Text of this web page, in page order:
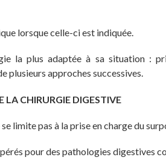
lorsque celle-ci est indiquée.
la plus adaptée à sa situation :
plusieurs approches successives.
LA CHIRURGIE DIGESTIVE
limite pas à la prise en charge du
pour des pathologies digestives